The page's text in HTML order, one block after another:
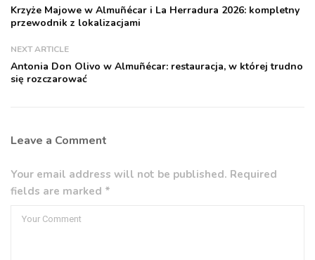
Krzyże Majowe w Almuñécar i La Herradura 2026: kompletny
przewodnik z lokalizacjami
NEXT ARTICLE
Antonia Don Olivo w Almuñécar: restauracja, w której trudno
się rozczarować
Leave a Comment
Your email address will not be published. Required
fields are marked *